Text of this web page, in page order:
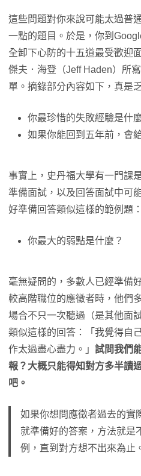
這些問題對你來說可能太過普
一點的題目。於是，你到
全卸下心防的十五道最受歡迎
傑夫．海登（Jeff Haden）所
單。摘錄部分內容如下，真是
你最珍惜的失敗經驗是什
如果你能回到五年前，會
事實上，史丹福大學有一門課
準備面試，以及回答面試中可
好準備回答類似這樣的範例題：
你最大的弱點是什麼？
毫無疑問的，多數人已經準備
較高階職位的應徵者時，他們
場合不只一次聽過（是其他面
類似這樣的回答：「我覺得自
作太過盡心盡力。」 試問我們
報？大概只能得知對方多半讀
吧。
如果你想問應徵者過去的實
就準備好的答案，方法就是
例，直到對方想不出來為止